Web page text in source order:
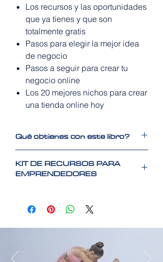
Los recursos y las oportunidades
que ya tienes y que son
totalmente gratis
Pasos para elegir la mejor idea
de negocio
Pasos a seguir para crear tu
negocio online
Los 20 mejores nichos para crear
una tienda online hoy
Qué obtienes con este libro?
101 ideas de negocios innovadores y
rentables
52 ideas de negocios que puedes
Más de 150 recursos para ayudarte
a crear, gestionar y optimizar tu idea
de negocio.
KIT DE RECURSOS PARA
EMPRENDEDORES
, hay una versión de
este libro con opcion a suscripción que
online innovadores y rentables que
puedes hacer en cualquier país.